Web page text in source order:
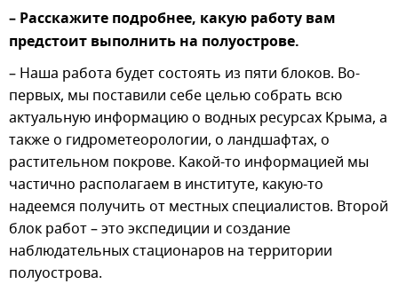
– Расскажите подробнее, какую работу вам
предстоит выполнить на полуострове.
– Наша работа будет состоять из пяти блоков. Во-
первых, мы поставили себе целью собрать всю
актуальную информацию о водных ресурсах Крыма, а
также о гидрометеорологии, о ландшафтах, о
растительном покрове. Какой-то информацией мы
частично располагаем в институте, какую-то
надеемся получить от местных специалистов. Второй
блок работ – это экспедиции и создание
наблюдательных стационаров на территории
полуострова.